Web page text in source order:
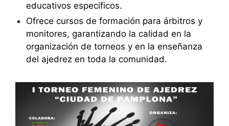
educativos específicos.
Ofrece cursos de formación para árbitros y
monitores, garantizando la calidad en la
organización de torneos y en la enseñanza
del ajedrez en toda la comunidad.